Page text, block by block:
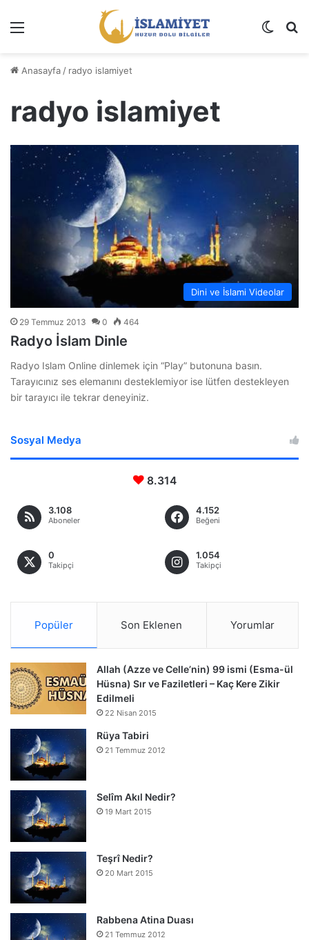
Dış
Anasayfa / radyo islamiyet
radyo islamiyet
Dini ve İslami Videolar
29 Temmuz 2013 0 464
Radyo İslam Dinle
Radyo Islam Online dinlemek için “Play” butonuna basın.
Tarayıcınız ses elemanını desteklemiyor ise lütfen destekleyen
bir tarayıcı ile tekrar deneyiniz.
Sosyal Medya
8.314
3.108
Aboneler
4.152
Beğeni
0
Takipçi
1.054
Takipçi
Popüler Son Eklenen Yorumlar
Allah (Azze ve Celle’nin) 99 ismi (Esma-ül
Hüsna) Sır ve Faziletleri – Kaç Kere Zikir
Edilmeli
22 Nisan 2015
Rüya Tabiri
21 Temmuz 2012
Selîm Akıl Nedir?
19 Mart 2015
Teşrî Nedir?
20 Mart 2015
Rabbena Atina Duası
21 Temmuz 2012